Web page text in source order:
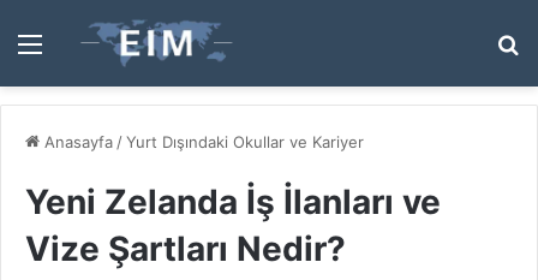
Menü
...
Anasayfa /Yurt Dışındaki Okullar ve Kariyer
Yeni Zelanda İş İlanları ve
Vize Şartları Nedir?